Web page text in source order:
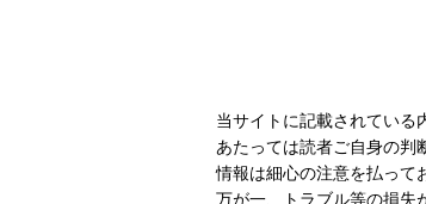
当サイトに記載されている
あたっては読者ご自身の判
情報は細心の注意を払って
万が一、トラブル等の損失